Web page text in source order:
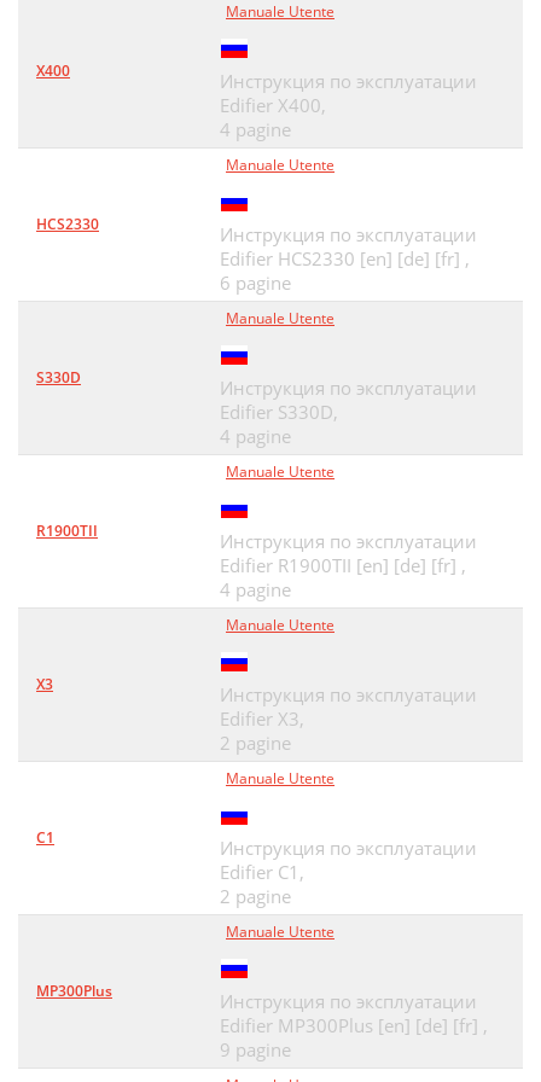
X400
Manuale Utente
Инструкция по эксплуатации
Edifier X400,
4 pagine
HCS2330
Manuale Utente
Инструкция по эксплуатации
Edifier HCS2330 [en] [de] [fr] ,
6 pagine
S330D
Manuale Utente
Инструкция по эксплуатации
Edifier S330D,
4 pagine
R1900TII
Manuale Utente
Инструкция по эксплуатации
Edifier R1900TII [en] [de] [fr] ,
4 pagine
X3
Manuale Utente
Инструкция по эксплуатации
Edifier X3,
2 pagine
C1
Manuale Utente
Инструкция по эксплуатации
Edifier C1,
2 pagine
MP300Plus
Manuale Utente
Инструкция по эксплуатации
Edifier MP300Plus [en] [de] [fr] ,
9 pagine